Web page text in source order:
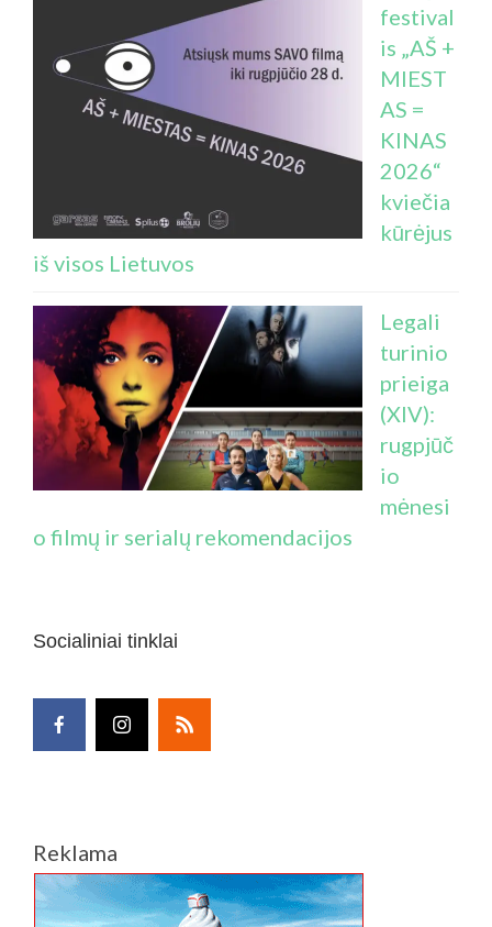
festival
is „AŠ +
MIEST
AS =
KINAS
2026“
kviečia
kūrėjus
iš visos Lietuvos
Legali
turinio
prieiga
(XIV):
rugpjūč
io
mėnesi
o filmų ir serialų rekomendacijos
Socialiniai tinklai
Reklama